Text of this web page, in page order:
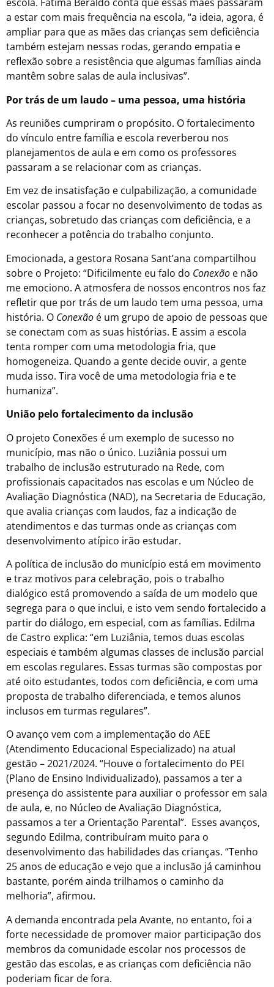
a estar com mais frequência na escola, “a ideia, agora, é
ampliar para que as mães das crianças sem deficiência
também estejam nessas rodas, gerando empatia e
reflexão sobre a resistência que algumas famílias ainda
mantêm sobre salas de aula inclusivas”.
Por trás de um laudo – uma pessoa, uma história
As reuniões cumpriram o propósito. O fortalecimento
do vínculo entre família e escola reverberou nos
planejamentos de aula e em como os professores
passaram a se relacionar com as crianças.
Em vez de insatisfação e culpabilização, a comunidade
escolar passou a focar no desenvolvimento de todas as
crianças, sobretudo das crianças com deficiência, e a
reconhecer a potência do trabalho conjunto.
Emocionada, a gestora Rosana Sant’ana compartilhou
sobre o Projeto: “Dificilmente eu falo do Conexão e não
me emociono. A atmosfera de nossos encontros nos faz
refletir que por trás de um laudo tem uma pessoa, uma
história. O Conexão é um grupo de apoio de pessoas que
se conectam com as suas histórias. E assim a escola
tenta romper com uma metodologia fria, que
homogeneiza. Quando a gente decide ouvir, a gente
muda isso. Tira você de uma metodologia fria e te
humaniza”.
União pelo fortalecimento da inclusão
O projeto Conexões é um exemplo de sucesso no
município, mas não o único. Luziânia possui um
trabalho de inclusão estruturado na Rede, com
profissionais capacitados nas escolas e um Núcleo de
Avaliação Diagnóstica (NAD), na Secretaria de Educação,
que avalia crianças com laudos, faz a indicação de
atendimentos e das turmas onde as crianças com
desenvolvimento atípico irão estudar.
A política de inclusão do município está em movimento
e traz motivos para celebração, pois o trabalho
dialógico está promovendo a saída de um modelo que
segrega para o que inclui, e isto vem sendo fortalecido a
partir do diálogo, em especial, com as famílias. Edilma
de Castro explica: “em Luziânia, temos duas escolas
especiais e também algumas classes de inclusão parcial
em escolas regulares. Essas turmas são compostas por
até oito estudantes, todos com deficiência, e com uma
proposta de trabalho diferenciada, e temos alunos
inclusos em turmas regulares”.
O avanço vem com a implementação do AEE
(Atendimento Educacional Especializado) na atual
gestão – 2021/2024. “Houve o fortalecimento do PEI
(Plano de Ensino Individualizado), passamos a ter a
presença do assistente para auxiliar o professor em sala
de aula, e, no Núcleo de Avaliação Diagnóstica,
passamos a ter a Orientação Parental”. Esses avanços,
segundo Edilma, contribuíram muito para o
desenvolvimento das habilidades das crianças. “Tenho
25 anos de educação e vejo que a inclusão já caminhou
bastante, porém ainda trilhamos o caminho da
melhoria”, afirmou.
A demanda encontrada pela Avante, no entanto, foi a
forte necessidade de promover maior participação dos
membros da comunidade escolar nos processos de
gestão das escolas, e as crianças com deficiência não
poderiam ficar de fora.